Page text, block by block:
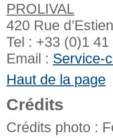
PROLIVAL
420 Rue
Tel : +33 (0)1
Email : Service-
Haut de la page
Crédits
Crédits photo :